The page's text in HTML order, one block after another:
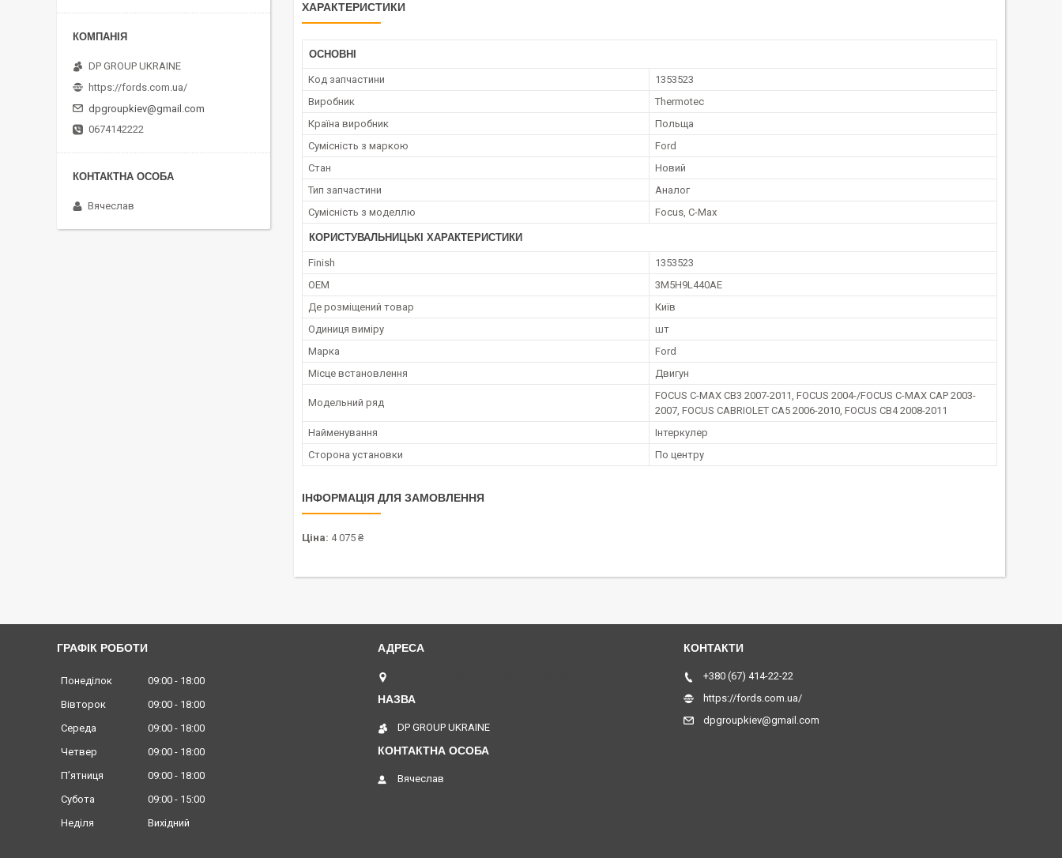
ХАРАКТЕРИСТИКИ
ОСНОВНІ
Код запчастини
1353523
Виробник
Thermotec
Країна виробник
Польща
Сумісність з маркою
Ford
Стан
Новий
Тип запчастини
Аналог
Сумісність з моделлю
Focus, C-Max
КОРИСТУВАЛЬНИЦЬКІ ХАРАКТЕРИСТИКИ
Finish
1353523
OEM
3M5H9L440AE
Де розміщений товар
Київ
Одиниця виміру
шт
Марка
Ford
Місце встановлення
Двигун
Модельний ряд
FOCUS C-MAX CB3 2007-2011, FOCUS 2004-/FOCUS C-MAX CAP 2003-
2007, FOCUS CABRIOLET CA5 2006-2010, FOCUS CB4 2008-2011
Найменування
Інтеркулер
Сторона установки
По центру
ІНФОРМАЦІЯ ДЛЯ ЗАМОВЛЕННЯ
Ціна: 4 075 ₴
DP GROUP UKRAINE
https://fords.com.ua/
dpgroupkiev@gmail.com
0674142222
Вячеслав
ГРАФІК РОБОТИ
Понеділок 09:00
18:00
Вівторок
09:00
18:00
Середа
09:00
18:00
Четвер
09:00
18:00
Пʼятниця
09:00
18:00
Субота
09:00
15:00
Неділя
Вихідний
DP GROUP UKRAINE
Вячеслав
+380 (67) 414-22-22
https://fords.com.ua/
dpgroupkiev@gmail.com